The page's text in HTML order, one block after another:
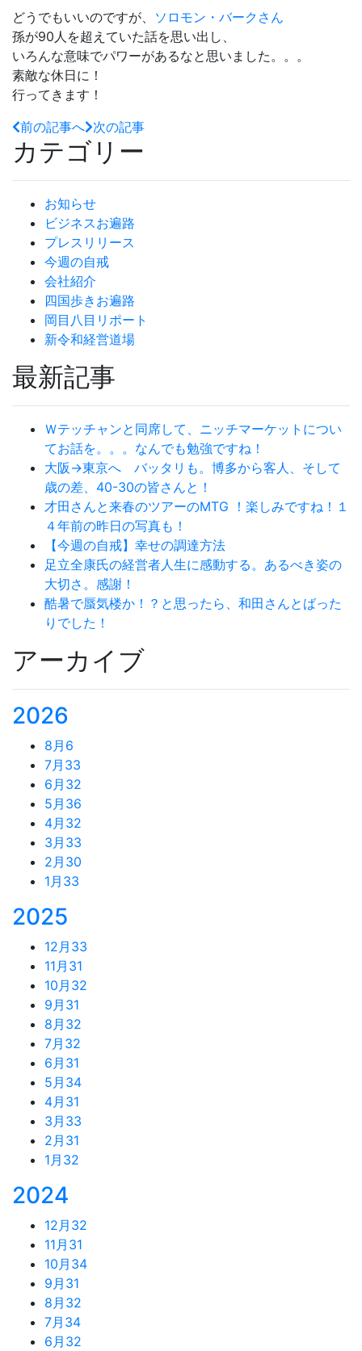
どうでもいいのですが、 ソロモン・バークさん
孫が90 人を超えていた話を思い出し、
いろんな意味でパワーがあるなと思いました。。。
素敵な休日に！
行ってきます！
前の記事へ 次の記事
カテゴリー
お知らせ
ビジネスお遍路
プレスリリース
今週の自戒
会社紹介
四国歩きお遍路
岡目八目リポート
新令和経営道場
最新記事
Ｗテッチャンと同席して、ニッチマーケットについ
てお話を。。。なんでも勉強ですね！
大阪→東京へ バッタリも。博多から客人、そして
歳の差、40-30の皆さんと！
才田さんと来春のツアーのMTG ！楽しみですね！１
４年前の昨日の写真も！
【今週の自戒】幸せの調達方法
足立全康氏の経営者人生に感動する。あるべき姿の
大切さ。感謝！
酷暑で蜃気楼か！？と思ったら、和田さんとばった
りでした！
アーカイブ
2026
8月 6
7月 33
6月 32
5月 36
4月 32
3月 33
2月 30
1月 33
2025
12月 33
11月 31
10月 32
9月 31
8月 32
7月 32
6月 31
5月 34
4月 31
3月 33
2月 31
1月 32
2024
12月 32
11月 31
10月 34
9月 31
8月 32
7月 34
6月 32